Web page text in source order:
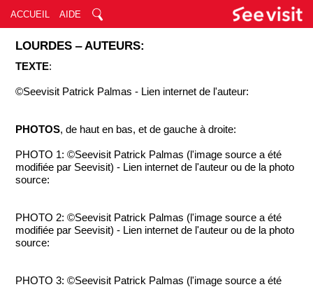
ACCUEIL AIDE
LOURDES ‒ AUTEURS:
TEXTE:
©Seevisit Patrick Palmas - Lien internet de l'auteur:
PHOTOS, de haut en bas, et de gauche à droite:
PHOTO 1: ©Seevisit Patrick Palmas (l'image source a été
modifiée par Seevisit) - Lien internet de l'auteur ou de la photo
source:
PHOTO 2: ©Seevisit Patrick Palmas (l'image source a été
modifiée par Seevisit) - Lien internet de l'auteur ou de la photo
source:
PHOTO 3: ©Seevisit Patrick Palmas (l'image source a été